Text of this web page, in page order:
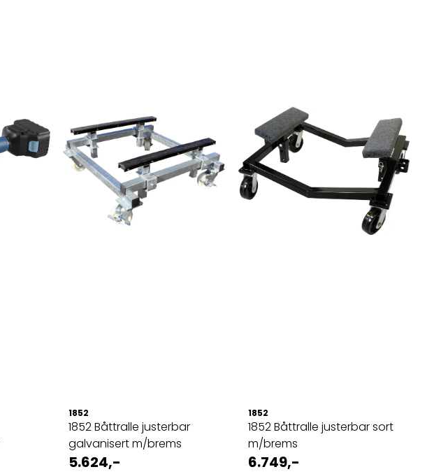
1852
1852 Båttralle justerbar
galvanisert m/brems
5.624,-
1852
1852 Båttralle justerbar sort
m/brems
6.749,-